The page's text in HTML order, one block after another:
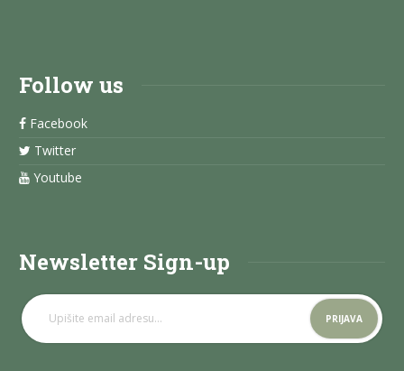
Follow us
Facebook
Twitter
Youtube
Newsletter Sign-up